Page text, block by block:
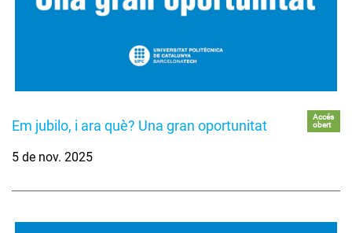
Em jubilo, i ara què? Una gran oportunitat
Accés
obert
5 de nov. 2025